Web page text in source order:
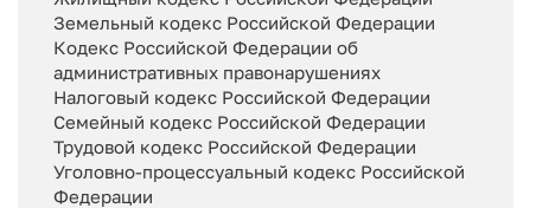
Земельный кодекс Российской Федерации
Кодекс Российской Федерации об
административных правонарушениях
Налоговый кодекс Российской Федерации
Семейный кодекс Российской Федерации
Трудовой кодекс Российской Федерации
Уголовно-процессуальный кодекс Российской
Федерации